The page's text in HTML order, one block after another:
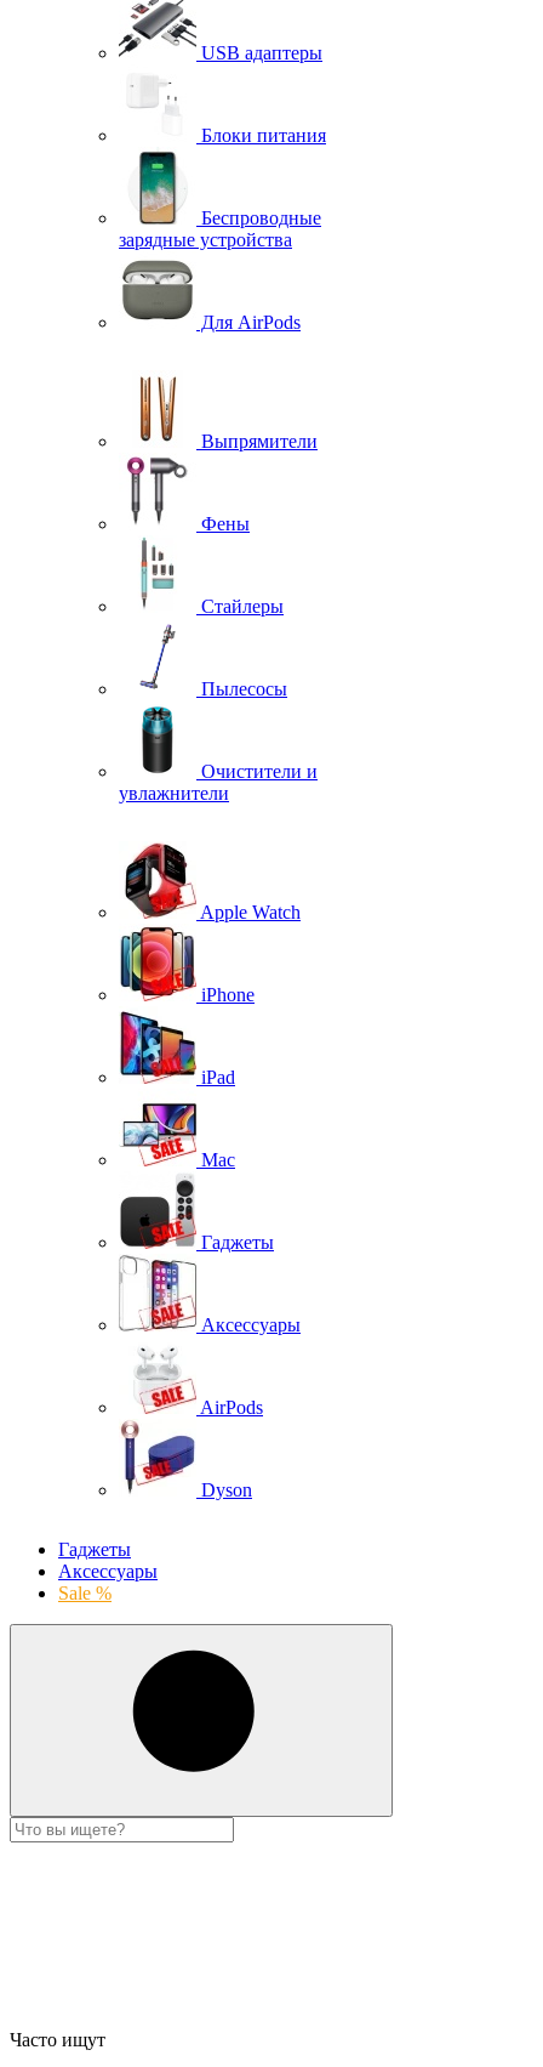
USB адаптеры
Блоки питания
Беспроводные
зарядные устройства
Для AirPods
Выпрямители
Фены
Стайлеры
Пылесосы
Очистители и
увлажнители
Apple Watch
iPhone
iPad
Mac
Гаджеты
Аксессуары
AirPods
Dyson
Гаджеты
Аксессуары
Sale %
Часто ищут